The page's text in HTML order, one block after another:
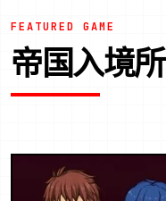
FEATURED GAME
帝国入境所